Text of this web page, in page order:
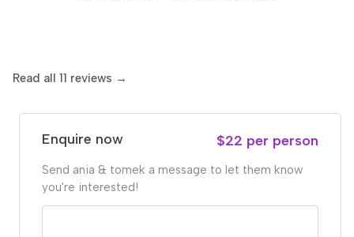
Read all 11 reviews →
Enquire now $22 per person
Send ania & tomek a message to let them know
you're interested!